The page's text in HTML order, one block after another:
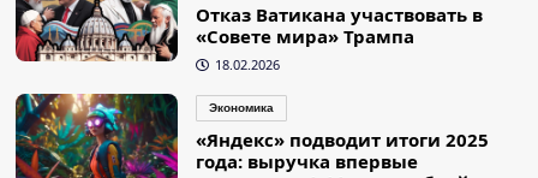
Отказ Ватикана участвовать в
«Совете мира» Трампа
18.02.2026
Экономика
«Яндекс» подводит итоги 2025
года: выручка впервые